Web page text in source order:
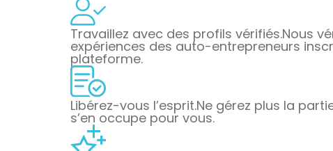
Travaillez avec des profils vérifiés.Nous
expériences des auto-entrepreneurs
plateforme.
Libérez-vous l’esprit.Ne gérez plus la
s’en occupe pour vous.